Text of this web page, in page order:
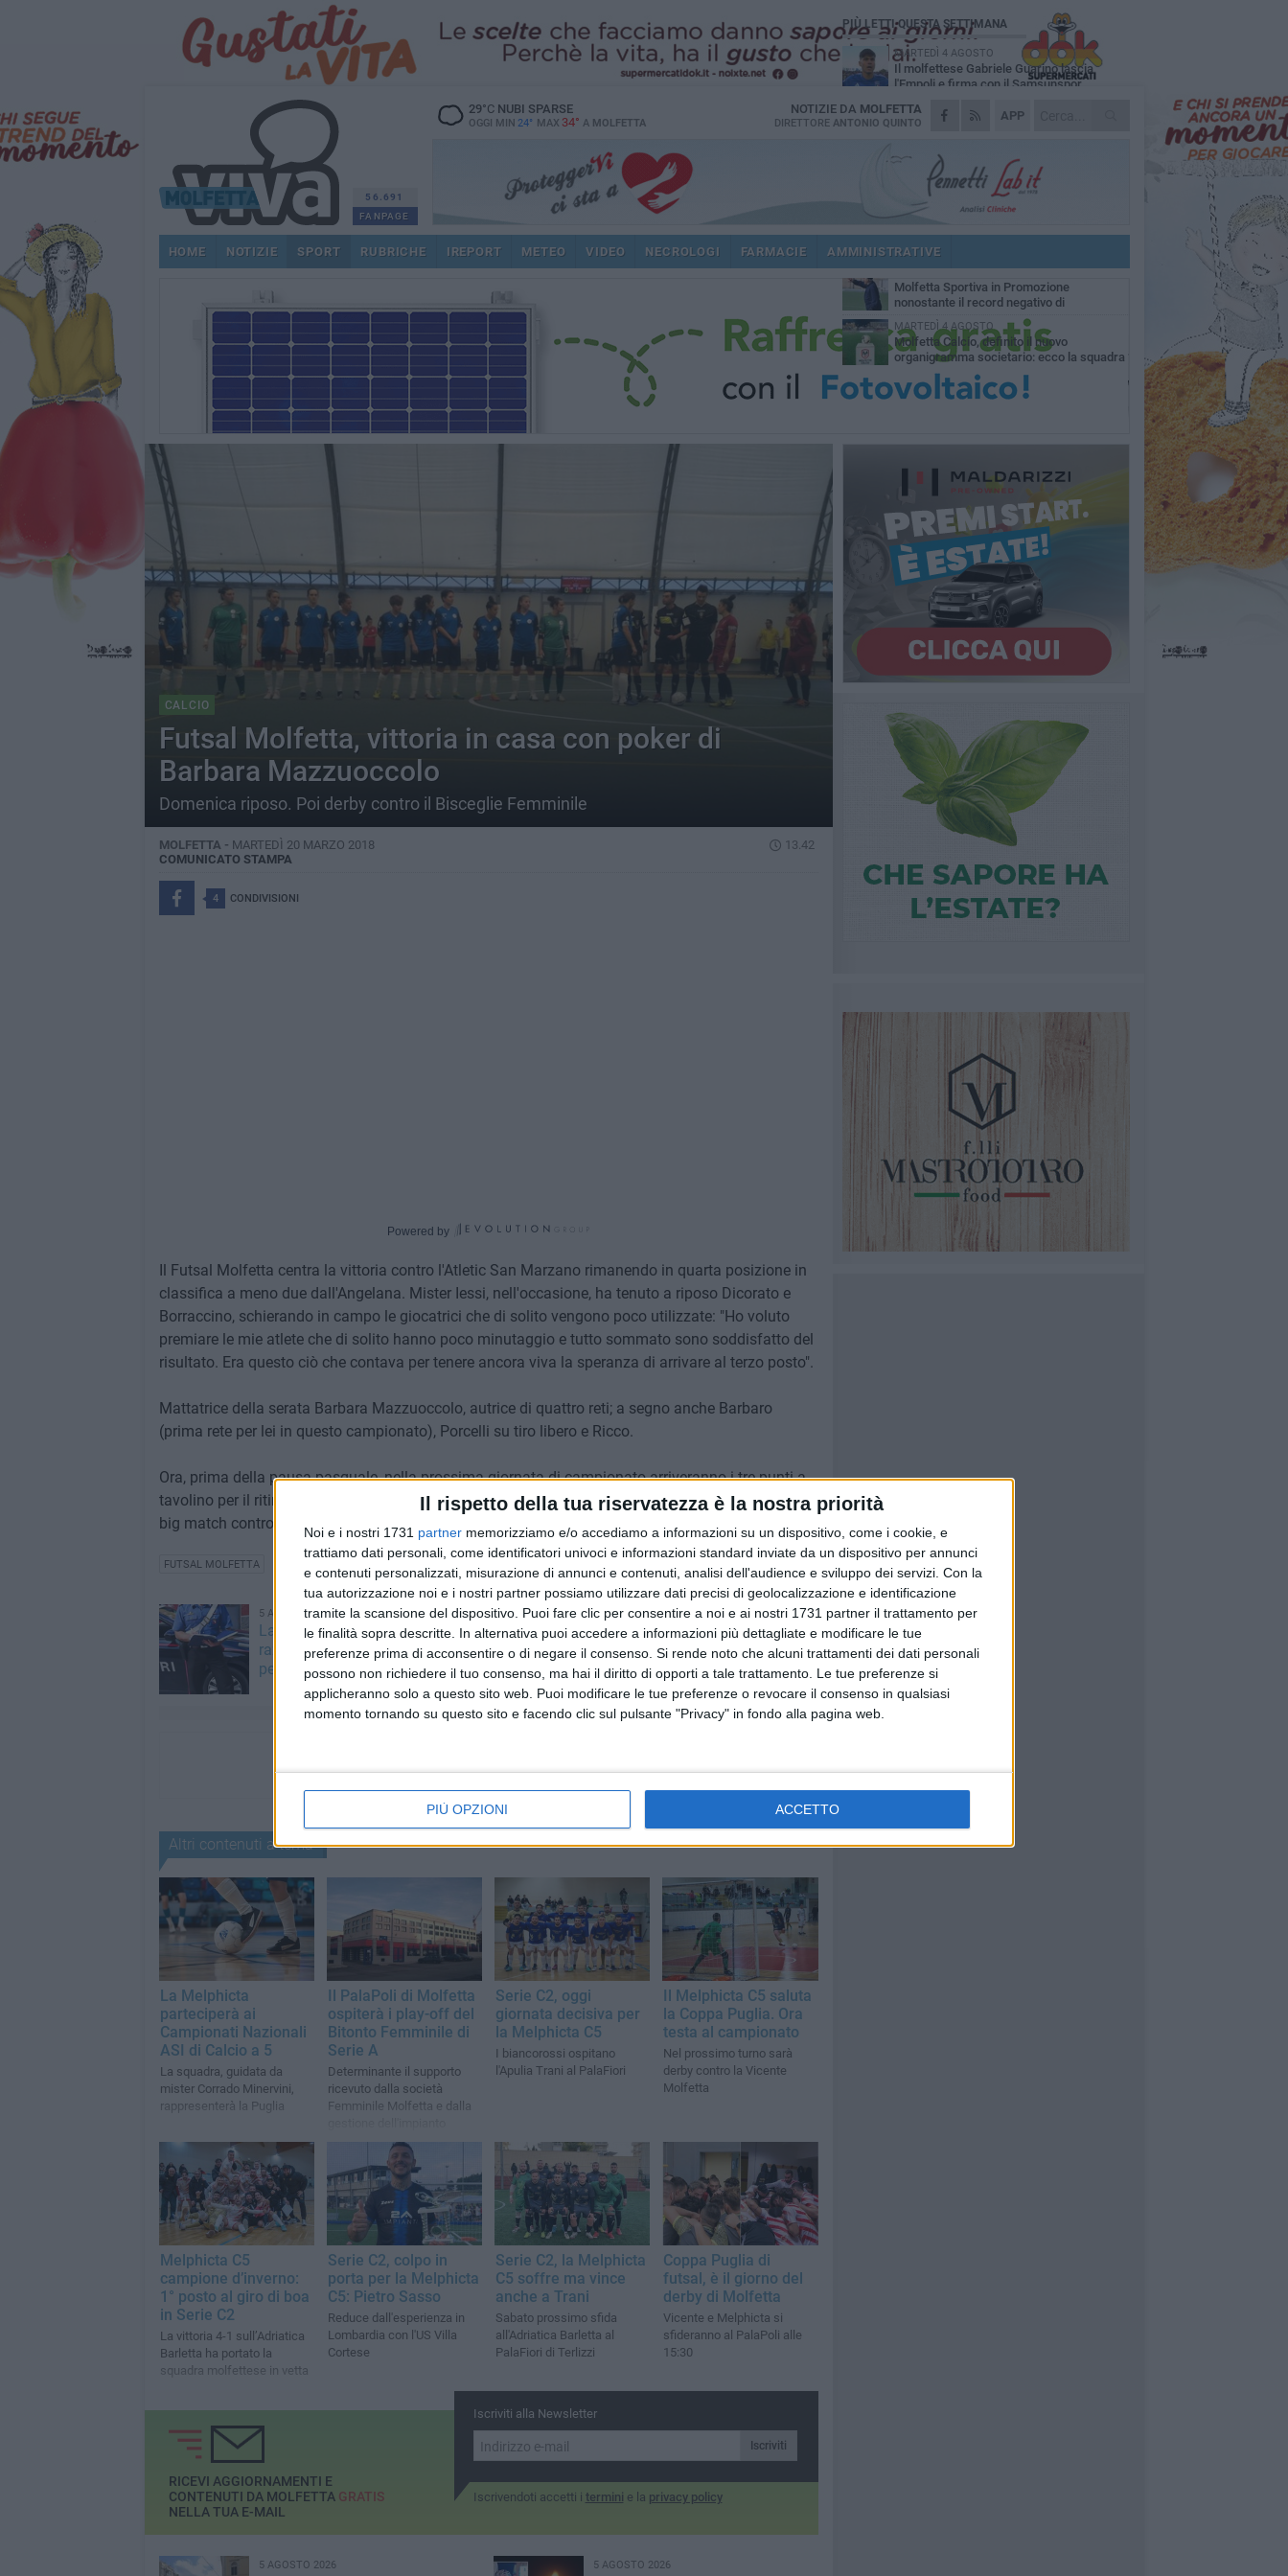
Il rispetto della tua riservatezza è la nostra priorità
Noi e i nostri 1731 partner memorizziamo e/o accediamo a informazioni su un dispositivo, come i cookie, e
trattiamo dati personali, come identificatori univoci e informazioni standard inviate da un dispositivo per annunci
e contenuti personalizzati, misurazione di annunci e contenuti, analisi dell'audience e sviluppo dei servizi. Con la
tua autorizzazione noi e i nostri partner possiamo utilizzare dati precisi di geolocalizzazione e identificazione
tramite la scansione del dispositivo. Puoi fare clic per consentire a noi e ai nostri 1731 partner il trattamento per
le finalità sopra descritte. In alternativa puoi accedere a informazioni più dettagliate e modificare le tue
preferenze prima di acconsentire o di negare il consenso. Si rende noto che alcuni trattamenti dei dati personali
possono non richiedere il tuo consenso, ma hai il diritto di opporti a tale trattamento. Le tue preferenze si
applicheranno solo a questo sito web. Puoi modificare le tue preferenze o revocare il consenso in qualsiasi
momento tornando su questo sito e facendo clic sul pulsante "Privacy" in fondo alla pagina web.
PIÙ OPZIONI ACCETTO
56.691
FANPAGE
29°CNUBI SPARSE
OGGI MIN 24° MAX 34° A MOLFETTA
APP
NOTIZIE DA MOLFETTA
DIRETTORE ANTONIO QUINTO
HOME NOTIZIE SPORT RUBRICHE IREPORT METEO VIDEO NECROLOGI FARMACIE AMMINISTRATIVE
CALCIO
Futsal Molfetta, vittoria in casa con poker di
Barbara Mazzuoccolo
Domenica riposo. Poi derby contro il Bisceglie Femminile
MOLFETTA - MARTEDÌ 20 MARZO 2018
13.42
COMUNICATO STAMPA
4 CONDIVISIONI
Powered by
Il Futsal Molfetta centra la vittoria contro l'Atletic San Marzano rimanendo in quarta posizione in
classifica a meno due dall'Angelana. Mister Iessi, nell'occasione, ha tenuto a riposo Dicorato e
Borraccino, schierando in campo le giocatrici che di solito vengono poco utilizzate: "Ho voluto
premiare le mie atlete che di solito hanno poco minutaggio e tutto sommato sono soddisfatto del
risultato. Era questo ciò che contava per tenere ancora viva la speranza di arrivare al terzo posto".
Mattatrice della serata Barbara Mazzuoccolo, autrice di quattro reti; a segno anche Barbaro
(prima rete per lei in questo campionato), Porcelli su tiro libero e Ricco.
Ora, prima della pausa pasquale, nella prossima giornata di campionato arriveranno i tre punti a
tavolino per il ritiro del Porto San Giorgio; il prossimo appuntamento sarà nuovamente in casa, nel
big match contro il Bisceglie Femminile giorno 8 aprile alle 16,00.
FUTSAL MOLFETTA
5 AGOSTO 2026
Ladri all'istituto Alberghiero:
razzia di apparecchiature,
persino una tv
5 AGOSTO 2026
Multiservizi, nominato il nuovo
Consiglio di Amministrazione
Altri contenuti a tema
La Melphicta
parteciperà ai
Campionati Nazionali
ASI di Calcio a 5
La squadra, guidata da
mister Corrado Minervini,
rappresenterà la Puglia
Il PalaPoli di Molfetta
ospiterà i play-off del
Bitonto Femminile di
Serie A
Determinante il supporto
ricevuto dalla società
Femminile Molfetta e dalla
Serie C2, oggi
giornata decisiva per
la Melphicta C5
I biancorossi ospitano
l'Apulia Trani al PalaFiori
Il Melphicta C5 saluta
la Coppa Puglia. Ora
testa al campionato
Nel prossimo turno sarà
derby contro la Vicente
Molfetta
Melphicta C5
campione d’inverno:
1° posto al giro di boa
in Serie C2
La vittoria 4-1 sull’Adriatica
Barletta ha portato la
squadra molfettese in vetta
Serie C2, colpo in
porta per la Melphicta
C5: Pietro Sasso
Reduce dall'esperienza in
Lombardia con l'US Villa
Cortese
Serie C2, la Melphicta
C5 soffre ma vince
anche a Trani
Sabato prossimo sfida
all'Adriatica Barletta al
PalaFiori di Terlizzi
Coppa Puglia di
futsal, è il giorno del
derby di Molfetta
Vicente e Melphicta si
sfideranno al PalaPoli alle
15:30
Iscriviti alla Newsletter
Iscriviti
Iscrivendoti accetti i termini e la privacy policy
RICEVI AGGIORNAMENTI E
CONTENUTI DA MOLFETTA GRATIS
NELLA TUA E-MAIL
5 AGOSTO 2026 5 AGOSTO 2026
PIÙ LETTI QUESTA SETTIMANA
MARTEDÌ 4 AGOSTO
Il molfettese Gabriele Guarino lascia
l'Empoli e firma con il Samsunspor
LUNEDÌ 3 AGOSTO
Palazzetto Giovanni Panunzio: dove lo
eccellenza
DOMENICA 2 AGOSTO
Tennistavolo, il molfettese Roberto
Minervini riparte da Otranto
VENERDÌ 31 LUGLIO
Il Barletta continua a pescare a Molfetta
per il vivaio: altri tre giovani biancorossi
SABATO 1 AGOSTO
Molfetta Sportiva in Promozione
nonostante il record negativo di
retrocessioni
MARTEDÌ 4 AGOSTO
Molfetta Calcio, definito il nuovo
organigramma societario: ecco la squadra